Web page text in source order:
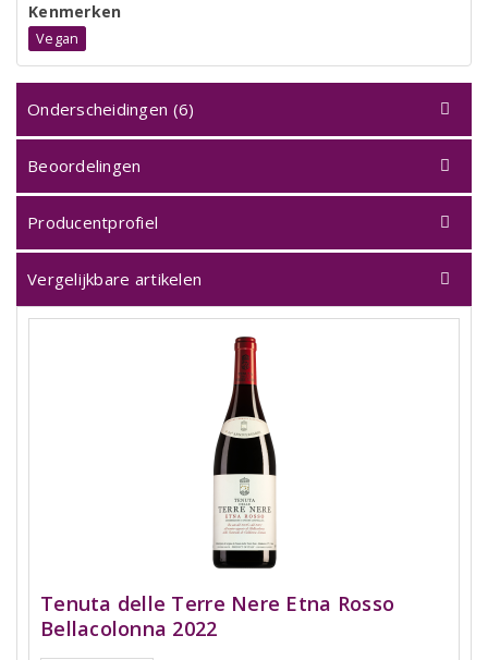
Kenmerken
Vegan
Onderscheidingen (6)
Beoordelingen
Producentprofiel
Vergelijkbare artikelen
Tenuta delle Terre Nere Etna Rosso
Bellacolonna 2022